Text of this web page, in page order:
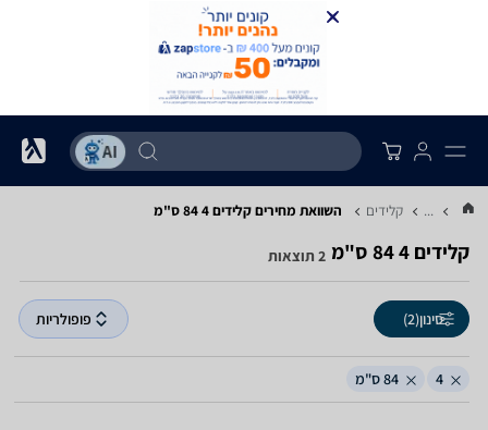
... קלידים השוואת מחירים קלידים ‏4 ‏84 ‏ס"מ
קלידים ‏4 ‏84 ‏ס"מ 2 תוצאות
סינון(2) פופולריות
4 84 ס"מ